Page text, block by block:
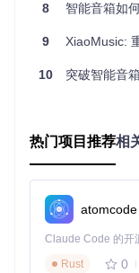
U盘或移动硬盘
让它们互不干扰地
打开电脑终端
部署完成后，打开
能看到配置界面：
8 智能音箱如
9 XiaoMusic:
10 突破智能音
热门项目推荐相
atomcode
Rust
0